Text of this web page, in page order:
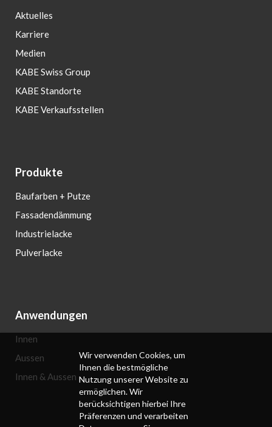
Aktuelles
Karriere
Medien
KABE Swiss Group
KABE Standorte
KABE Verkaufsstellen
Produkte
Baufarben + Putze
Fassadendämmung
Industrielacke
Pulverlacke
Anwendungen
Innen
Aussen
Innen & Aussen
Wir verwenden Cookies, um
Ihnen die bestmögliche
Nutzung unserer Website zu
ermöglichen. Wir
berücksichtigen hierbei Ihre
Präferenzen und verarbeiten